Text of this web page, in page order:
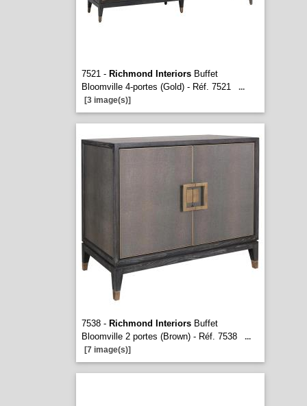
7521 - Richmond InteriorsBuffet
Bloomville 4-portes (Gold) - Réf. 7521
...
[3 image(s)]
7538 - Richmond InteriorsBuffet
Bloomville 2 portes (Brown) - Réf. 7538
...
[7 image(s)]